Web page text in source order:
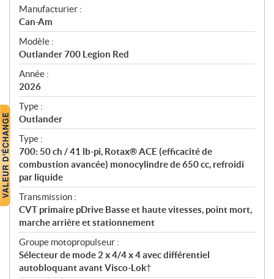
S
p
é
c
i
f
i
c
a
t
i
o
n
s
Manufacturier :
Can-Am
Modèle :
Outlander 700 Legion Red
Année :
2026
Type :
Outlander
Type :
700: 50 ch / 41 lb-pi, Rotax® ACE (efficacité de
combustion avancée) monocylindre de 650 cc, refroidi
par liquide
Transmission :
CVT primaire pDrive Basse et haute vitesses, point mort,
marche arrière et stationnement
Groupe motopropulseur :
Sélecteur de mode 2 x 4/4 x 4 avec différentiel
autobloquant avant Visco-Lok†